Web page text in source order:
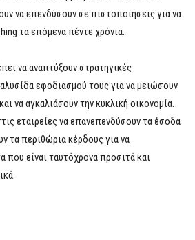
να επενδύσουν σε πιστοποιήσεις για να
τα επόμενα πέντε χρόνια.
να αναπτύξουν στρατηγικές
εφοδιασμού τους για να μειώσουν
να αγκαλιάσουν την κυκλική οικονομία.
εταιρείες να επανεπενδύσουν τα έσοδα
τα περιθώρια κέρδους για να
που είναι ταυτόχρονα προσιτά και